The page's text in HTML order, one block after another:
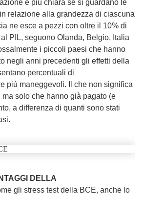
è più chiara se si guardano le
relazione alla grandezza di ciascuna
ne esce a pezzi con oltre il 10% di
PIL, seguono Olanda, Belgio, Italia
i piccoli paesi che hanno
negli anni precedenti gli effetti della
percentuali di
più maneggevoli. Il che non significa
solo che hanno già pagato (e
a differenza di quanti sono stati
DELLA
gli stress test della BCE, anche lo